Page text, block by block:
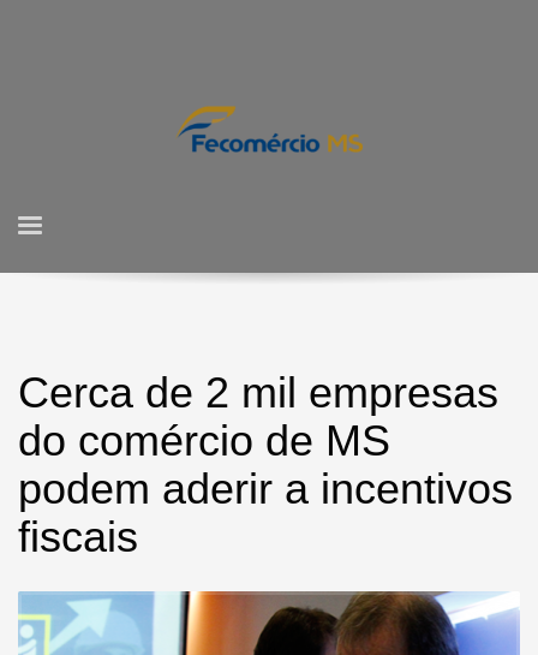
Cerca de 2 mil empresas
do comércio de MS
podem aderir a incentivos
fiscais